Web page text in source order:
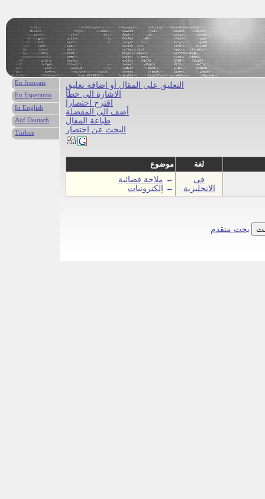
التعليق على المقال أو اضافة تعليق
الاشارة الى خطأ
اقترح اختصارا
أضف الى المفضلة
طباعة المقال
البحث عن اختصار
موضوع
لغة
← ملاحة فضائية
←
إلكترونيات
فى
الانجليزية
بحث متقدم
En français
En Esperanto
In English
Auf Deutsch
Türkce